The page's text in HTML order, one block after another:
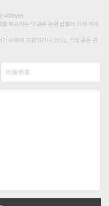
400byte)
훼손하는 댓글은 관련 법률에 의해 제재
내용에 포함되거나 인신공격성 글은 관